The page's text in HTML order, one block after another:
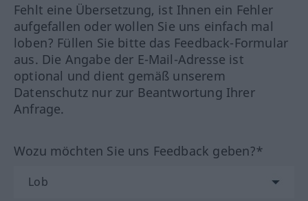
Fehlt eine Übersetzung, ist Ihnen ein Fehler
aufgefallen oder wollen Sie uns einfach mal
loben? Füllen Sie bitte das Feedback-Formular
aus. Die Angabe der E-Mail-Adresse ist
optional und dient gemäß unserem
Datenschutz nur zur Beantwortung Ihrer
Anfrage.
Wozu möchten Sie uns Feedback geben?*